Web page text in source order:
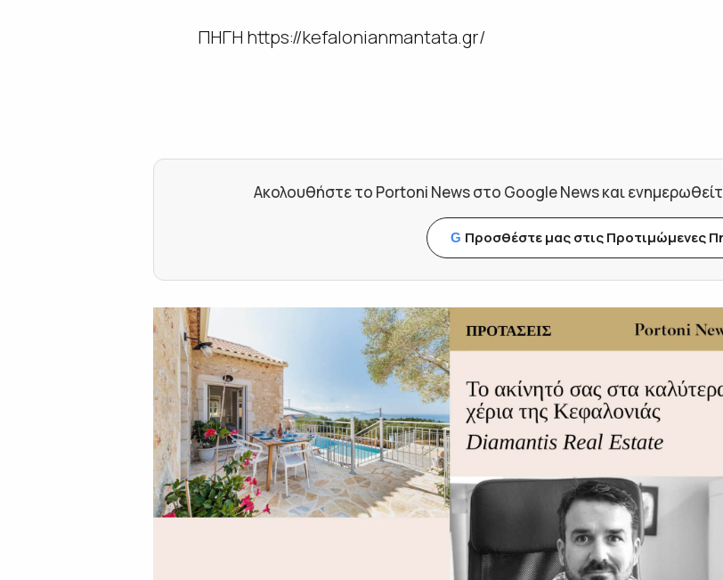
ΠΗΓΗ https://kefalonianmantata.gr/
Ακολουθήστε το Portoni News στο Google News και
G Προσθέστε μας στις Προτιμώμενες